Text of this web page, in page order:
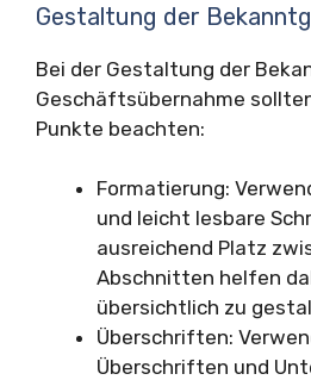
Gestaltung der
Bei der Gestaltung der
Geschäftsübernahme
Punkte beachten:
Formatierung:
und leicht lesbare
ausreichend Platz
Abschnitten helfen
übersichtlich zu
Überschriften:
Überschriften und